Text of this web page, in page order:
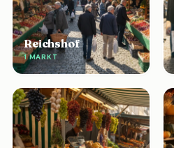
Reichshof
1 MARKT